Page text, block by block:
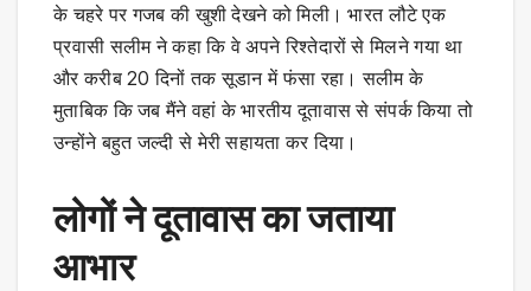
के चहरे पर गजब की खुशी देखने को मिली। भारत लौटे एक
प्रवासी सलीम ने कहा कि वे अपने रिश्तेदारों से मिलने गया था
और करीब 20 दिनों तक सूडान में फंसा रहा। सलीम के
मुताबिक कि जब मैंने वहां के भारतीय दूतावास से संपर्क किया तो
उन्होंने बहुत जल्दी से मेरी सहायता कर दिया।
लोगों ने दूतावास का जताया
आभार